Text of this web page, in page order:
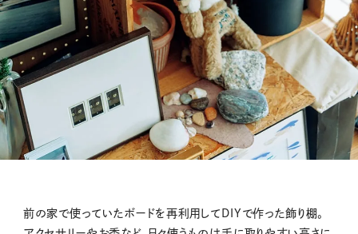
前の家で使っていたボードを再利用してDIYで作った飾り棚。